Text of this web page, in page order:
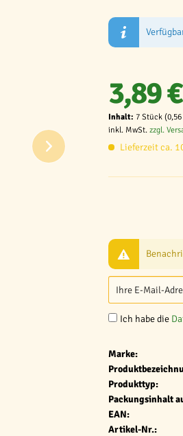
Ich habe die
Marke:
Produkttyp:
Packungsinhalt
EAN:
Artikel-Nr.:
3,89
Inhalt: 7 Stück
inkl. MwSt. zzgl.
Lieferzeit ca.